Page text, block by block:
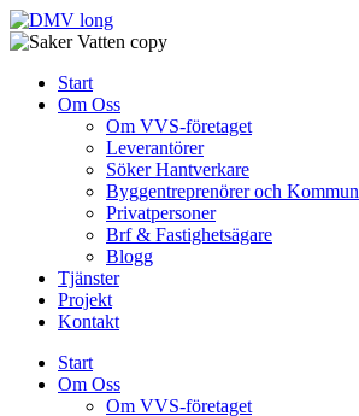
Skip
to
Start
Om Oss
Om VVS-företaget
Leverantörer
Söker Hantverkare
Byggentreprenörer och Kommun
Privatpersoner
Brf & Fastighetsägare
Blogg
Tjänster
Projekt
Kontakt
Start
Om Oss
Om VVS-företaget